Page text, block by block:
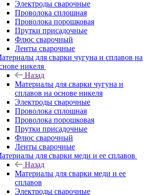
Электроды сварочные
Проволока сплошная
Проволока порошковая
Прутки присадочные
Флюс сварочный
Ленты сварочные
для сварки чугуна и сплавов на
никеля
Назад
Материалы для сварки чугуна и
сплавов на основе никеля
Электроды сварочные
Проволока сплошная
Проволока порошковая
Прутки присадочные
Флюс сварочный
Ленты сварочные
для сварки меди и ее сплавов
Назад
Материалы для сварки меди и ее
сплавов
Электроды сварочные